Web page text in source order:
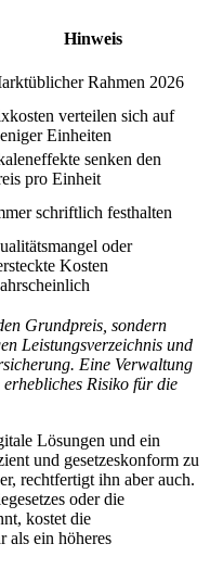
Hinweis
Rahmen 2026
verteilen sich auf
Einheiten
senken den
pro Einheit
schriftlich festhalten
oder
Kosten
Grundpreis, sondern
Leistungsverzeichnis und
Eine Verwaltung
Risiko für die
Lösungen und ein
und gesetzeskonform zu
rechtfertigt ihn aber auch.
oder die
kostet die
als ein höheres